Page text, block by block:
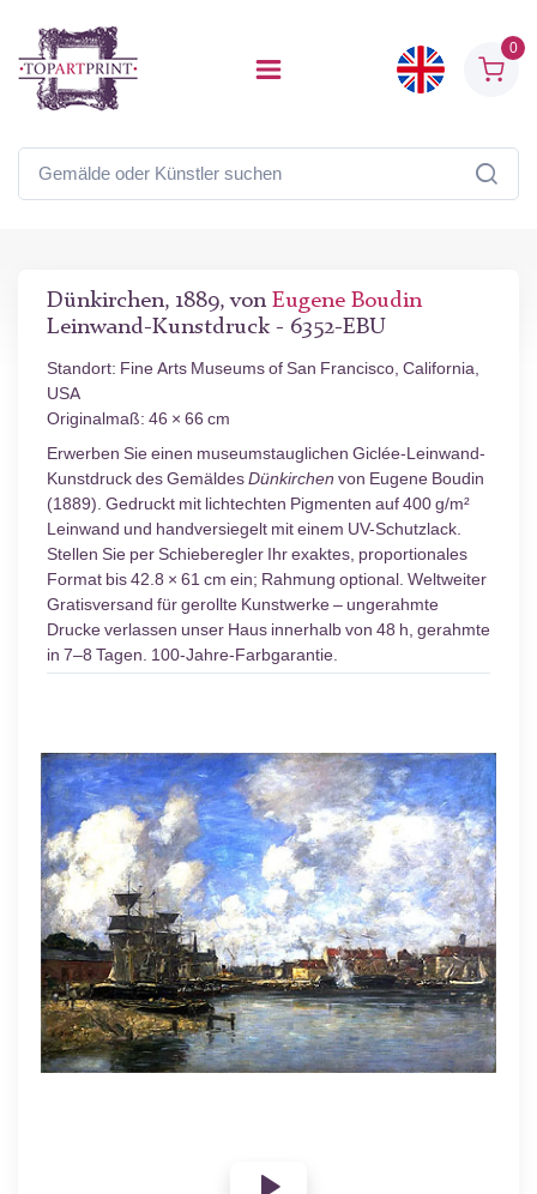
0
Dünkirchen, 1889, von Eugene Boudin
Leinwand-Kunstdruck - 6352-EBU
Standort: Fine Arts Museums of San Francisco, California,
USA
Originalmaß: 46 × 66 cm
Erwerben Sie einen museumstauglichen Giclée-Leinwand-
Kunstdruck des GemäldesDünkirchen von Eugene Boudin
(1889). Gedruckt mit lichtechten Pigmenten auf 400 g/m²
Leinwand und handversiegelt mit einem UV-Schutzlack.
Stellen Sie per Schieberegler Ihr exaktes, proportionales
Format bis 42.8 × 61 cm ein; Rahmung optional. Weltweiter
Gratisversand für gerollte Kunstwerke – ungerahmte
Drucke verlassen unser Haus innerhalb von 48 h, gerahmte
in 7–8 Tagen. 100-Jahre-Farbgarantie.